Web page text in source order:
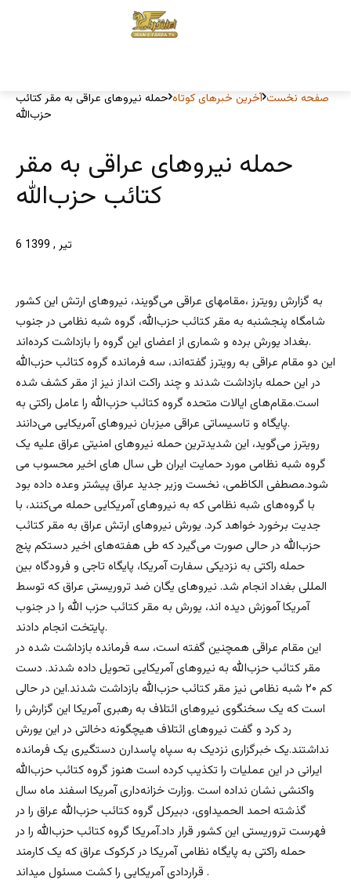
صفحه نخست آخرین خبرهای کوتاه حمله نیروهای عراقی به مقر کتائب
حزب‌الله
حمله نیروهای عراقی به مقر
کتائب حزب‌الله
6 تیر , 1399
به گزارش رویترز ،مقامهای عراقی می‌گویند، نیروهای ارتش این کشور
شامگاه پنجشنبه به مقر کتائب حزب‌الله، گروه شبه نظامی در جنوب
بغداد یورش برده و شماری از اعضای این گروه را بازداشت کرده‌اند.
این دو مقام عراقی به رویترز گفته‌اند، سه فرمانده گروه کتائب حزب‌الله
در این حمله بازداشت شدند و چند راکت انداز نیز از مقر کشف شده
است.مقام‌های ایالات متحده گروه کتائب حزب‌الله را عامل راکتی به
پایگاه و تاسیساتی عراقی میزبان نیروهای آمریکایی می‌دانند.
رویترز می‌گوید، این شدیدترین حمله نیروهای امنیتی عراق علیه یک
گروه شبه نظامی مورد حمایت ایران طی سال های اخیر محسوب می
شود.مصطفی الکاظمی، نخست وزیر جدید عراق پیشتر وعده داده بود
با گروه‌‌های شبه نظامی که به نیروهای آمریکایی حمله می‌کنند، با
جدیت برخورد خواهد کرد. یورش نیروهای ارتش عراق به مقر کتائب
حزب‌الله در حالی صورت می‌گیرد که طی هفته‌های اخیر دستکم پنج
حمله راکتی به نزدیکی سفارت آمریکا، پایگاه تاجی و فرودگاه بین
المللی بغداد انجام شد. نیروهای یگان ضد تروریستی عراق که توسط
آمریکا آموزش دیده اند، یورش به مقر کتائب حزب الله را در جنوب
پایتخت انجام دادند.
این مقام عراقی همچنین گفته است، سه فرمانده بازداشت شده در
مقر کتائب حزب‌الله به نیروهای آمریکایی تحویل داده شدند. دست
کم ۲۰ شبه نظامی نیز مقر کتائب حزب‌الله بازداشت شدند.این در حالی
است که یک سخنگوی نیروهای ائتلاف به رهبری آمریکا این گزارش را
رد کرد و گفت نیروهای ائتلاف هیچگونه دخالتی در این یورش
نداشتند.یک خبرگزاری نزدیک به سپاه پاسدارن دستگیری یک فرمانده
ایرانی در این عملیات را تکذیب کرده است هنوز گروه کتائب حزب‌الله
واکنشی نشان نداده است .وزارت خزانه‌داری آمریکا اسفند ماه سال
گذشته احمد الحمیداوی، دبیرکل گروه کتائب حزب‌الله عراق را در
فهرست تروریستی این کشور قرار داد.آمریکا گروه کتائب حزب‌الله را در
حمله راکتی به پایگاه نظامی آمریکا در کرکوک عراق که یک کارمند
قراردادی آمریکایی را کشت مسئول میداند .